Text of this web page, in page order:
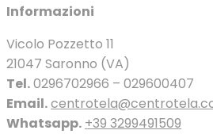
Informazioni
Vicolo Pozzetto 11
21047 Saronno (VA)
Tel.0296702966 – 029600407
Email.
Whatsapp. +39 3299491509